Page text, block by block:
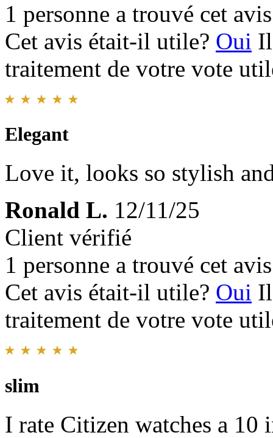
1 personne a trouvé cet
Cet avis était-il utile? Oui
traitement de votre vote
Elegant
Love it, looks so stylish
Ronald L. 12/11/25
Client vérifié
1 personne a trouvé cet
Cet avis était-il utile? Oui
traitement de votre vote
slim
I rate Citizen watches a 10